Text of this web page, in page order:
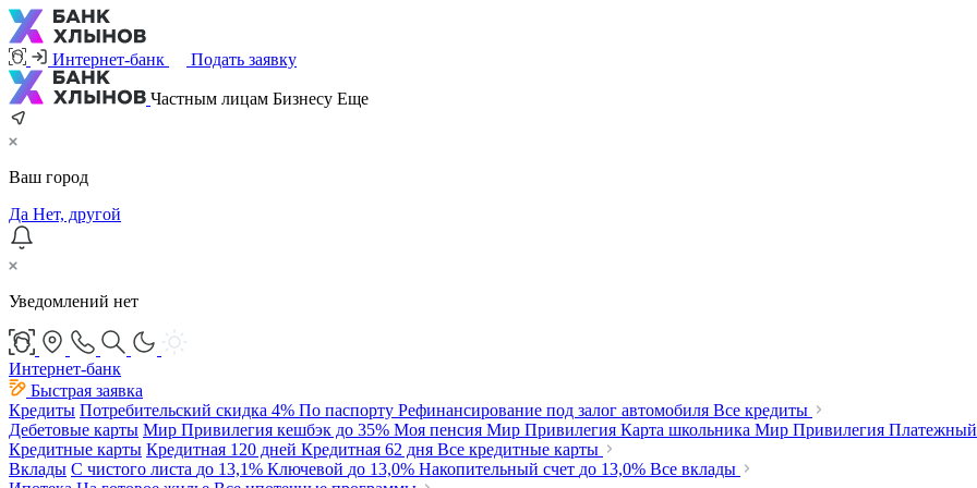
Интернет-банк Подать заявку
Частным лицам Бизнесу Еще
Ваш город
Да Нет, другой
Уведомлений нет
Интернет-банк
Быстрая заявка
Кредиты Потребительский скидка 4% По паспорту Рефинансирование под залог автомобиля Все кредиты
Дебетовые карты Мир Привилегия кешбэк до 35% Моя пенсия Мир Привилегия Карта школьника Мир Привилегия
Кредитные карты Кредитная 120 дней Кредитная 62 дня Все кредитные карты
Вклады С чистого листа до 13,1% Ключевой до 13,0% Накопительный счет до 13,0% Все вклады